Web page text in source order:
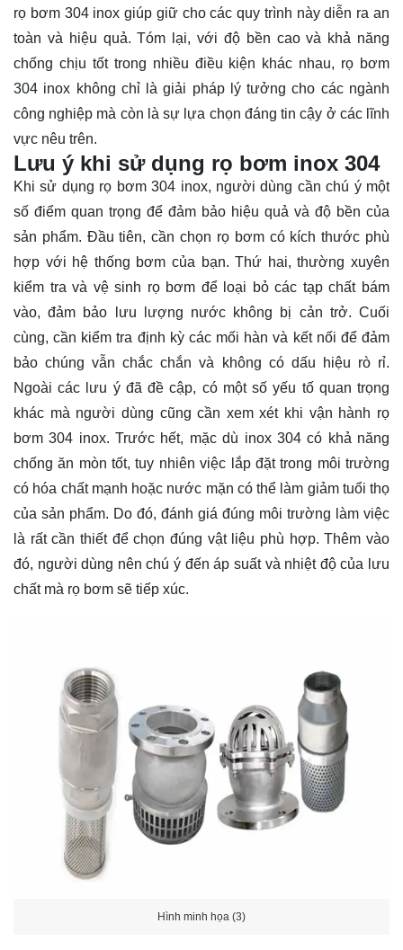
rọ bơm 304 inox giúp giữ cho các quy trình này diễn ra an
toàn và hiệu quả. Tóm lại, với độ bền cao và khả năng
chống chịu tốt trong nhiều điều kiện khác nhau, rọ bơm
304 inox không chỉ là giải pháp lý tưởng cho các ngành
công nghiệp mà còn là sự lựa chọn đáng tin cậy ở các lĩnh
vực nêu trên.
Lưu ý khi sử dụng rọ bơm inox 304
Khi sử dụng rọ bơm 304 inox, người dùng cần chú ý một
số điểm quan trọng để đảm bảo hiệu quả và độ bền của
sản phẩm. Đầu tiên, cần chọn rọ bơm có kích thước phù
hợp với hệ thống bơm của bạn. Thứ hai, thường xuyên
kiểm tra và vệ sinh rọ bơm để loại bỏ các tạp chất bám
vào, đảm bảo lưu lượng nước không bị cản trở. Cuối
cùng, cần kiểm tra định kỳ các mối hàn và kết nối để đảm
bảo chúng vẫn chắc chắn và không có dấu hiệu rò rỉ.
Ngoài các lưu ý đã đề cập, có một số yếu tố quan trọng
khác mà người dùng cũng cần xem xét khi vận hành rọ
bơm 304 inox. Trước hết, mặc dù inox 304 có khả năng
chống ăn mòn tốt, tuy nhiên việc lắp đặt trong môi trường
có hóa chất mạnh hoặc nước mặn có thể làm giảm tuổi thọ
của sản phẩm. Do đó, đánh giá đúng môi trường làm việc
là rất cần thiết để chọn đúng vật liệu phù hợp. Thêm vào
đó, người dùng nên chú ý đến áp suất và nhiệt độ của lưu
chất mà rọ bơm sẽ tiếp xúc.
Hình minh họa (3)